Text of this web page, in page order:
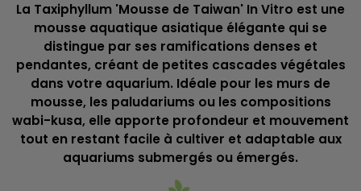
La Taxiphyllum 'Mousse de Taiwan' In Vitro est une
mousse aquatique asiatique élégante qui se
distingue par ses ramifications denses et
pendantes, créant de petites cascades végétales
dans votre aquarium. Idéale pour les murs de
mousse, les paludariums ou les compositions
wabi-kusa, elle apporte profondeur et mouvement
tout en restant facile à cultiver et adaptable aux
aquariums submergés ou émergés.